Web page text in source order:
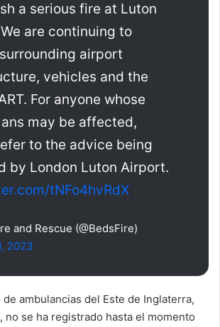
a serious fire at Luton
are continuing to
airport
vehicles and the
For anyone whose
may be affected,
to the advice being
by London Luton Airport.
tNFo4hvRdX
and Rescue (@BedsFire)
2023
ambulancias del Este de Inglaterra,
no se ha registrado hasta el momento